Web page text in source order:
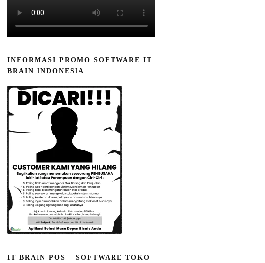
INFORMASI PROMO SOFTWARE IT
BRAIN INDONESIA
IT BRAIN POS – SOFTWARE TOKO